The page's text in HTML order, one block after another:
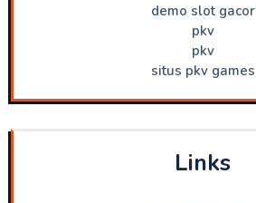
demo slot gacor
pkv
pkv
situs pkv games
Links